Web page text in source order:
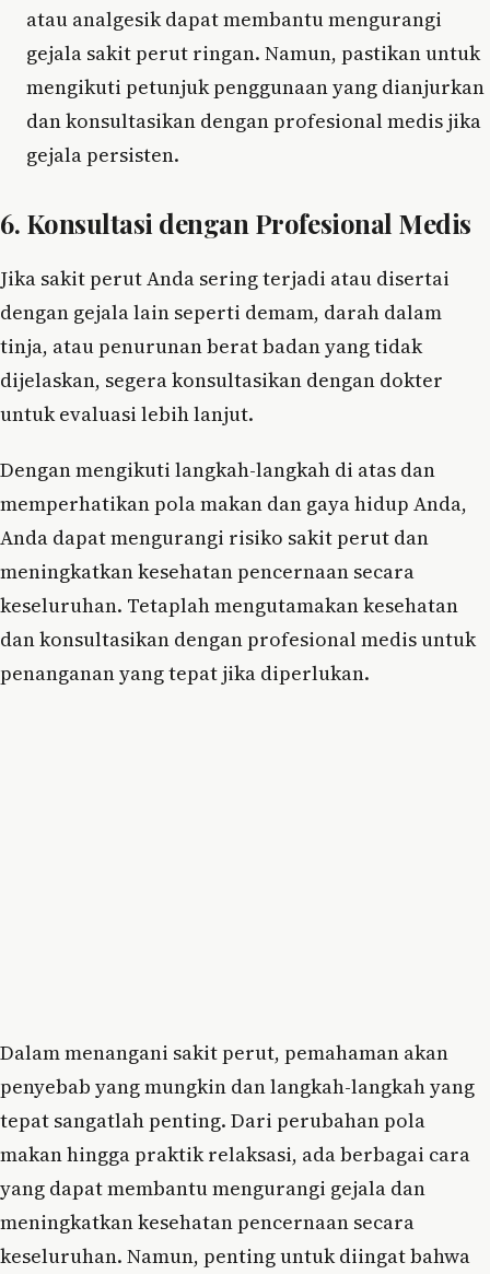
atau analgesik dapat membantu mengurangi
gejala sakit perut ringan. Namun, pastikan untuk
mengikuti petunjuk penggunaan yang dianjurkan
dan konsultasikan dengan profesional medis jika
gejala persisten.
6. Konsultasi dengan Profesional Medis
Jika sakit perut Anda sering terjadi atau disertai
dengan gejala lain seperti demam, darah dalam
tinja, atau penurunan berat badan yang tidak
dijelaskan, segera konsultasikan dengan dokter
untuk evaluasi lebih lanjut.
Dengan mengikuti langkah-langkah di atas dan
memperhatikan pola makan dan gaya hidup Anda,
Anda dapat mengurangi risiko sakit perut dan
meningkatkan kesehatan pencernaan secara
keseluruhan. Tetaplah mengutamakan kesehatan
dan konsultasikan dengan profesional medis untuk
penanganan yang tepat jika diperlukan.
Dalam menangani sakit perut, pemahaman akan
penyebab yang mungkin dan langkah-langkah yang
tepat sangatlah penting. Dari perubahan pola
makan hingga praktik relaksasi, ada berbagai cara
yang dapat membantu mengurangi gejala dan
meningkatkan kesehatan pencernaan secara
keseluruhan. Namun, penting untuk diingat bahwa